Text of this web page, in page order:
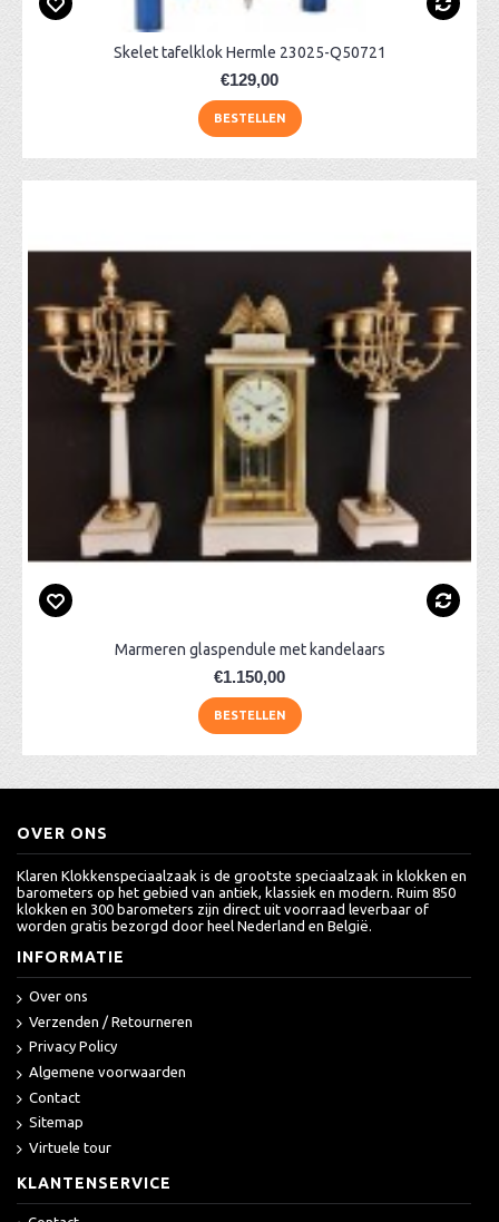
Skelet tafelklok Hermle 23025-Q50721
€129,00
BESTELLEN
Marmeren glaspendule met kandelaars
€1.150,00
BESTELLEN
OVER ONS
Klaren Klokkenspeciaalzaak is de grootste speciaalzaak in klokken en
barometers op het gebied van antiek, klassiek en modern. Ruim 850
klokken en 300 barometers zijn direct uit voorraad leverbaar of
worden gratis bezorgd door heel Nederland en België.
INFORMATIE
Over ons
Verzenden / Retourneren
Privacy Policy
Algemene voorwaarden
Contact
Sitemap
Virtuele tour
KLANTENSERVICE